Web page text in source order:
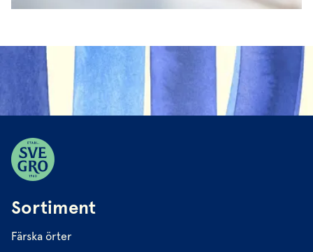
Sortiment
Färska örter